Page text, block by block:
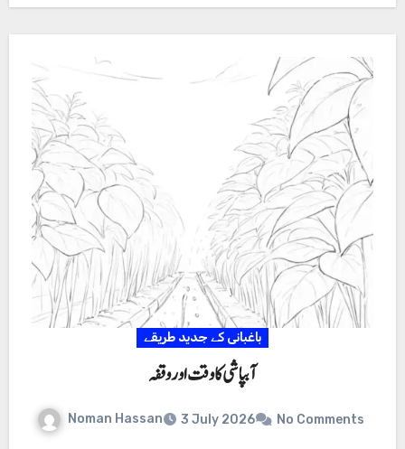
باغبانی کے جدید طریقے
آبپاشی کا وقت اور وقفہ
Noman Hassan 3 July 2026 No Comments